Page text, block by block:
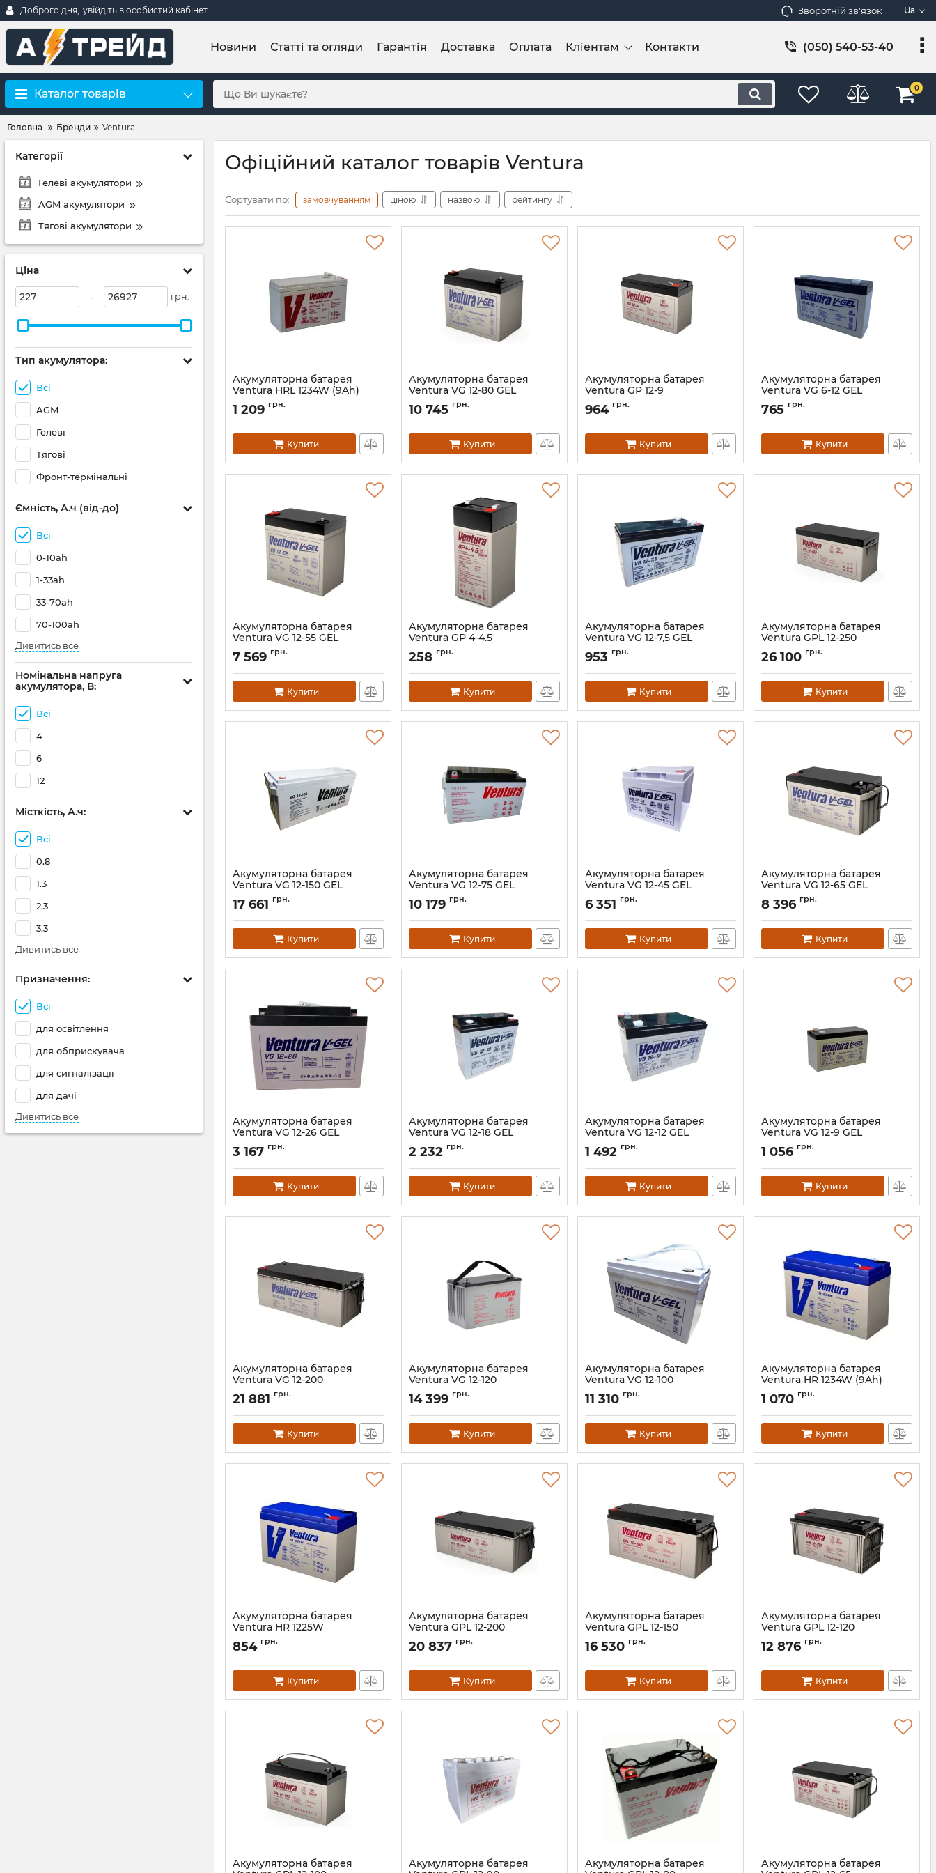
Доброго дня, увійдіть в особистий кабінет Зворотній зв'язок Ua
Новини Статті та огляди Гарантія Доставка Оплата Кліентам Контакти (050) 540-53-40
Каталог товарів 0
Головна Бренди Ventura
Категорії
Гелеві акумулятори
AGM акумулятори
Тягові акумулятори
Ціна
- грн.
Тип акумулятора:
Всі
AGM
Гелеві
Тягові
Фронт-термінальні
Ємність, А.ч (від-до)
Всі
0-10ah
1-33ah
33-70ah
70-100ah
Дивитись все
Номінальна напруга
акумулятора, В:
Всі
4
6
12
Місткість, А.ч:
Всі
0.8
1.3
2.3
3.3
Дивитись все
Призначення:
Всі
для освітлення
для обприскувача
для сигналізації
для дачі
Дивитись все
Офіційний каталог товарів Ventura
Сортувати по: замовчуванням ціною назвою рейтингу
Акумуляторна батарея
Ventura HRL 1234W (9Ah)
Артикул: 11373
1 209 грн.
Купити
Акумуляторна батарея
Ventura VG 12-80 GEL
Артикул: АН010541
10 745 грн.
Купити
Акумуляторна батарея
Ventura GP 12-9
Артикул: АН010540
964 грн.
Купити
Акумуляторна батарея
Ventura VG 6-12 GEL
Артикул: АН008751
765 грн.
Купити
Акумуляторна батарея
Ventura VG 12-55 GEL
Артикул: АН008748
7 569 грн.
Купити
Акумуляторна батарея
Ventura GP 4-4.5
Артикул: АН007292
258 грн.
Купити
Акумуляторна батарея
Ventura VG 12-7,5 GEL
Артикул: АН007290
953 грн.
Купити
Акумуляторна батарея
Ventura GPL 12-250
Артикул: АН006270
26 100 грн.
Купити
Акумуляторна батарея
Ventura VG 12-150 GEL
Артикул: АН006203
17 661 грн.
Купити
Акумуляторна батарея
Ventura VG 12-75 GEL
Артикул: АН006202
10 179 грн.
Купити
Акумуляторна батарея
Ventura VG 12-45 GEL
Артикул: АН006201
6 351 грн.
Купити
Акумуляторна батарея
Ventura VG 12-65 GEL
Артикул: АН006200
8 396 грн.
Купити
Акумуляторна батарея
Ventura VG 12-26 GEL
Артикул: АН006199
3 167 грн.
Купити
Акумуляторна батарея
Ventura VG 12-18 GEL
Артикул: АН006198
2 232 грн.
Купити
Акумуляторна батарея
Ventura VG 12-12 GEL
Артикул: АН006197
1 492 грн.
Купити
Акумуляторна батарея
Ventura VG 12-9 GEL
Артикул: АН006196
1 056 грн.
Купити
Акумуляторна батарея
Ventura VG 12-200
Артикул: АН003951
21 881 грн.
Купити
Акумуляторна батарея
Ventura VG 12-120
Артикул: 12407
14 399 грн.
Купити
Акумуляторна батарея
Ventura VG 12-100
Артикул: АН003950
11 310 грн.
Купити
Акумуляторна батарея
Ventura HR 1234W (9Ah)
Артикул: АН000418
1 070 грн.
Купити
Акумуляторна батарея
Ventura HR 1225W
Артикул: АН000417
854 грн.
Купити
Акумуляторна батарея
Ventura GPL 12-200
Артикул: АН000406
20 837 грн.
Купити
Акумуляторна батарея
Ventura GPL 12-150
Артикул: АН000405
16 530 грн.
Купити
Акумуляторна батарея
Ventura GPL 12-120
Артикул: АН000403
12 876 грн.
Купити
Акумуляторна батарея
Акумуляторна батарея
Акумуляторна батарея
Акумуляторна батарея